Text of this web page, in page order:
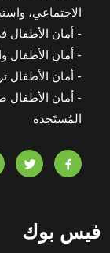
الاجتماعي،
- أمان الأطفال
- أمان الأطفال
- أمان الأطفال
- أمان الأطفال
المُستَجدة
فيس بوك